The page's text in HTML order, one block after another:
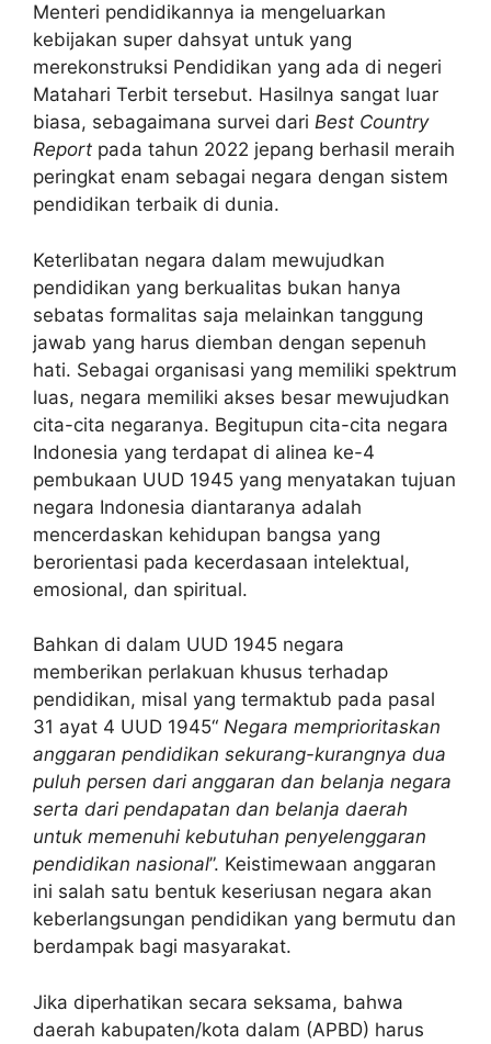
Menteri pendidikannya ia mengeluarkan
kebijakan super dahsyat untuk yang
merekonstruksi Pendidikan yang ada di negeri
Matahari Terbit tersebut. Hasilnya sangat luar
biasa, sebagaimana survei dari Best Country
Report pada tahun 2022 jepang berhasil meraih
peringkat enam sebagai negara dengan sistem
pendidikan terbaik di dunia.
Keterlibatan negara dalam mewujudkan
pendidikan yang berkualitas bukan hanya
sebatas formalitas saja melainkan tanggung
jawab yang harus diemban dengan sepenuh
hati. Sebagai organisasi yang memiliki spektrum
luas, negara memiliki akses besar mewujudkan
cita-cita negaranya. Begitupun cita-cita negara
Indonesia yang terdapat di alinea ke-4
pembukaan UUD 1945 yang menyatakan tujuan
negara Indonesia diantaranya adalah
mencerdaskan kehidupan bangsa yang
berorientasi pada kecerdasaan intelektual,
emosional, dan spiritual.
Bahkan di dalam UUD 1945 negara
memberikan perlakuan khusus terhadap
pendidikan, misal yang termaktub pada pasal
31 ayat 4 UUD 1945“ Negara memprioritaskan
anggaran pendidikan sekurang-kurangnya dua
puluh persen dari anggaran dan belanja negara
serta dari pendapatan dan belanja daerah
untuk memenuhi kebutuhan penyelenggaran
pendidikan nasional”. Keistimewaan anggaran
ini salah satu bentuk keseriusan negara akan
keberlangsungan pendidikan yang bermutu dan
berdampak bagi masyarakat.
Jika diperhatikan secara seksama, bahwa
daerah kabupaten/kota dalam (APBD) harus